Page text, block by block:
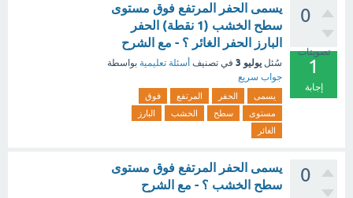
0
تصويتات
1
إجابة
يسمى الحفر المرتفع فوق مستوى
سطح الخشب (1 نقطة) الحفر
البارز الحفر الغائر ؟ - مع الشرح
سُئل يوليو 3 في تصنيف أسئلة تعليمية بواسطة
جواب سريع
يسمى الحفر المرتفع
فوق
مستوى
سطح الخشب
البارز
الغائر
0
يسمى الحفر المرتفع فوق مستوى
سطح الخشب ؟ - مع الشرح